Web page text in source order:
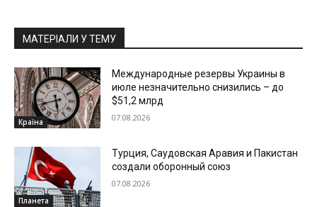
МАТЕРІАЛИ У ТЕМУ
Країна
Международные резервы Украины в
июле незначительно снизились – до
$51,2 млрд
07.08.2026
Планета
Турция, Саудовская Аравия и Пакистан
создали оборонный союз
07.08.2026